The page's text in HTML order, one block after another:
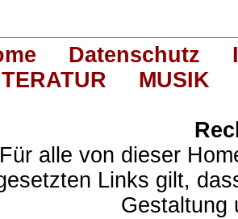
Datenschutz
MUSIK
Für alle von dieser
Links gilt,
Gestaltung